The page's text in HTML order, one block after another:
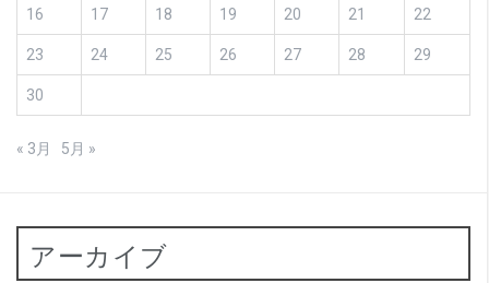
16 17 18 19 20 21 22
23 24 25 26 27 28 29
30
« 3月 5月 »
アーカイブ